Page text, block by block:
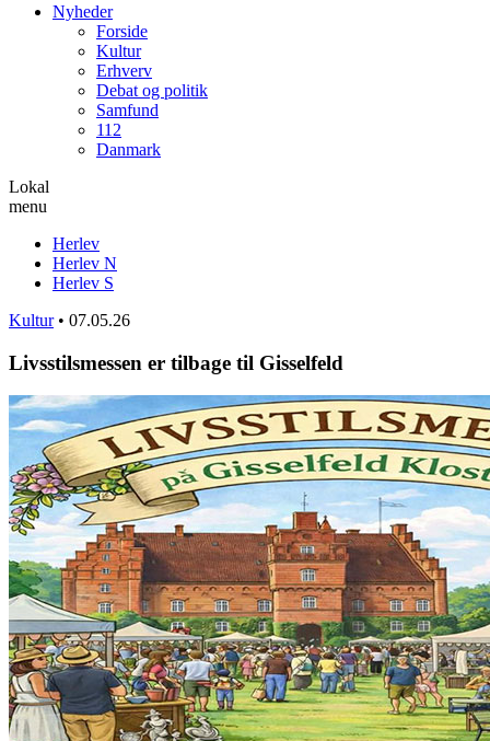
Nyheder
Forside
Kultur
Erhverv
Debat og politik
Samfund
112
Danmark
Lokal
menu
Herlev
Herlev N
Herlev S
Kultur • 07.05.26
Livsstilsmessen er tilbage til Gisselfeld